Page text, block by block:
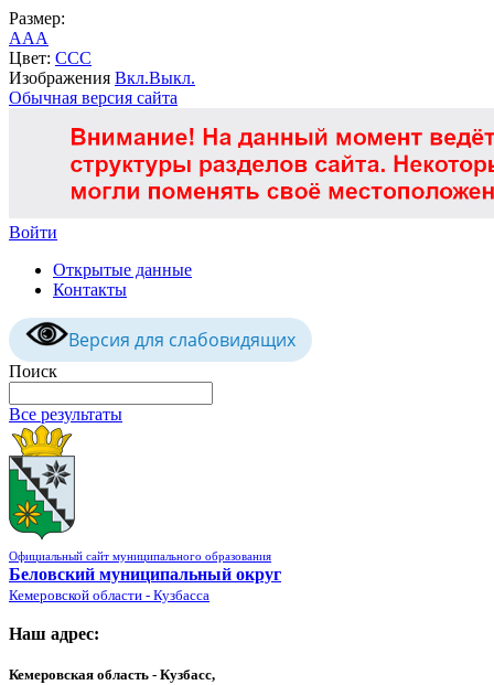
Размер:
AAA
Цвет: CCC
Изображения Вкл.Выкл.
Обычная версия сайта
Войти
Открытые данные
Контакты
Версия для слабовидящих
Поиск
Все результаты
Официальный сайт муниципального образования
Беловский муниципальный округ
Кемеровской области - Кузбасса
Наш адрес:
Кемеровская область - Кузбасс,